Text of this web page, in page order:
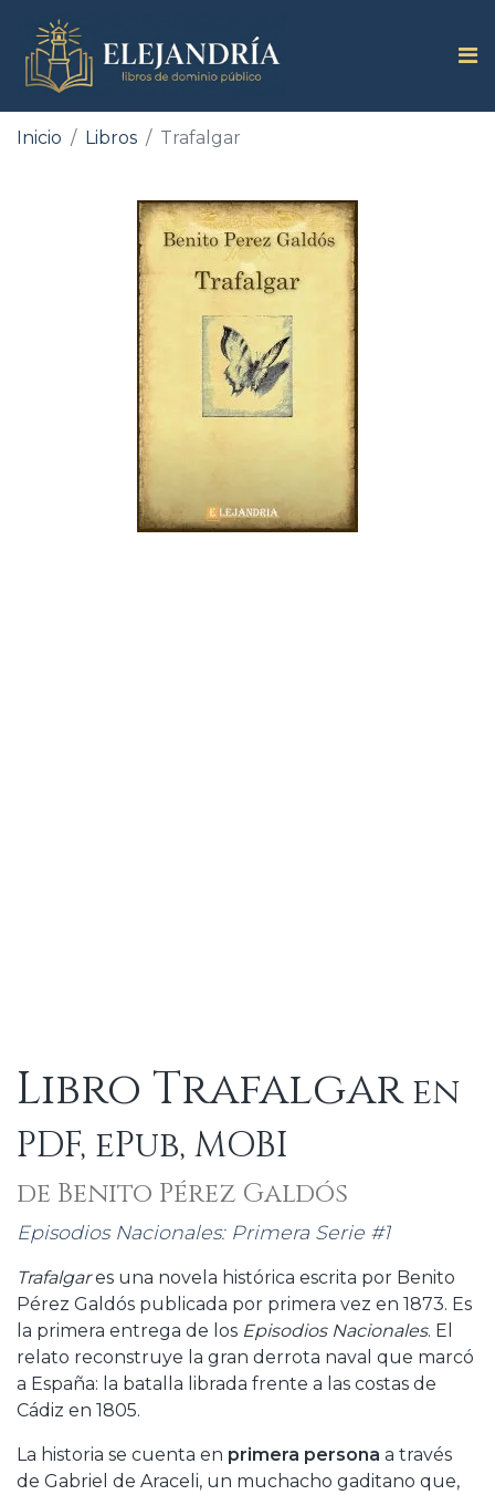
Inicio Libros Trafalgar
Libro Trafalgaren
PDF, ePub, MOBI
de Benito Pérez Galdós
Episodios Nacionales: Primera Serie #1
Trafalgares una novela histórica escrita por Benito
Pérez Galdós publicada por primera vez en 1873. Es
la primera entrega de los Episodios Nacionales. El
relato reconstruye la gran derrota naval que marcó
a España: la batalla librada frente a las costas de
Cádiz en 1805.
La historia se cuenta en primera persona a través
de Gabriel de Araceli, un muchacho gaditano que,